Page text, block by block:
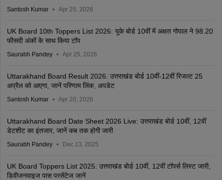
Santosh Kumar Apr 25, 2026
UK Board 10th Toppers List 2026: यूके बोर्ड 10वीं में अक्षत गोपाल ने 98.20
फीसदी अंकों के साथ किया टॉप
Saurabh Pandey Apr 25, 2026
Uttarakhand Board Result 2026: उत्तराखंड बोर्ड 10वीं-12वीं रिजल्ट 25
अप्रैल को आएगा, जानें परिणाम लिंक, अपडेट
Santosh Kumar Apr 20, 2026
Uttarakhand Board Date Sheet 2026 Live: उत्तराखंड बोर्ड 10वीं, 12वीं
डेटशीट का इंतजार, जानें कब तक होगी जारी
Saurabh Pandey Dec 13, 2025
UK Board Toppers List 2025: उत्तराखंड बोर्ड 10वीं, 12वीं टॉपर्स लिस्ट जारी,
डिवीजनवाइज पास परसेंटेज जानें